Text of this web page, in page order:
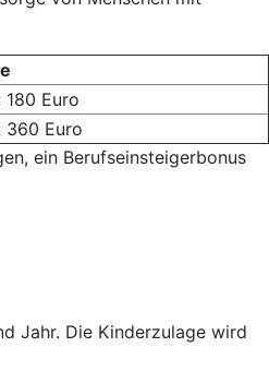
180 Euro
360 Euro
ein Berufseinsteigerbonus
Jahr. Die Kinderzulage wird